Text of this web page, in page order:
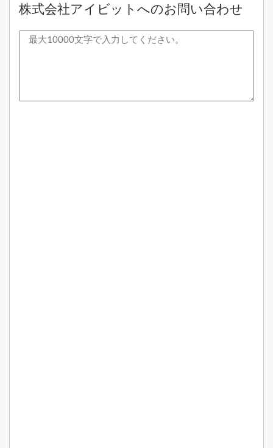
株式会社アイビットへのお問い合わせ